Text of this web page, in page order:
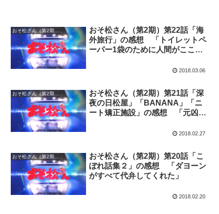
おそ松さん（第2期）第22話「海
外旅行」の感想 「トイレットペ
ーパー1袋のために人間がここま
2018.03.06
おそ松さん（第2期）第21話「深
夜の日松屋」「BANANA」「ニ
ート矯正施設」の感想 「元凶は
2018.02.27
おそ松さん（第2期）第20話「こ
ぼれ話集２」の感想 「ダヨーン
がすべて代弁してくれた」
2018.02.20